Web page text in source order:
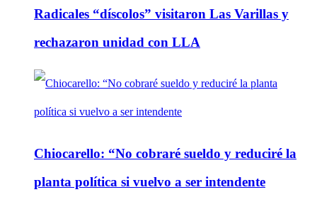
Radicales “díscolos” visitaron Las Varillas y
rechazaron unidad con LLA
Chiocarello: “No cobraré sueldo y reduciré la
planta política si vuelvo a ser intendente